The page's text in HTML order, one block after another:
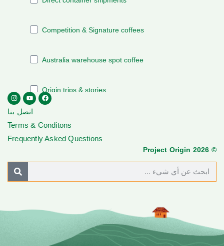
اتصل بنا
Terms & Conditons
Frequently Asked Questions
© Project Origin 2026